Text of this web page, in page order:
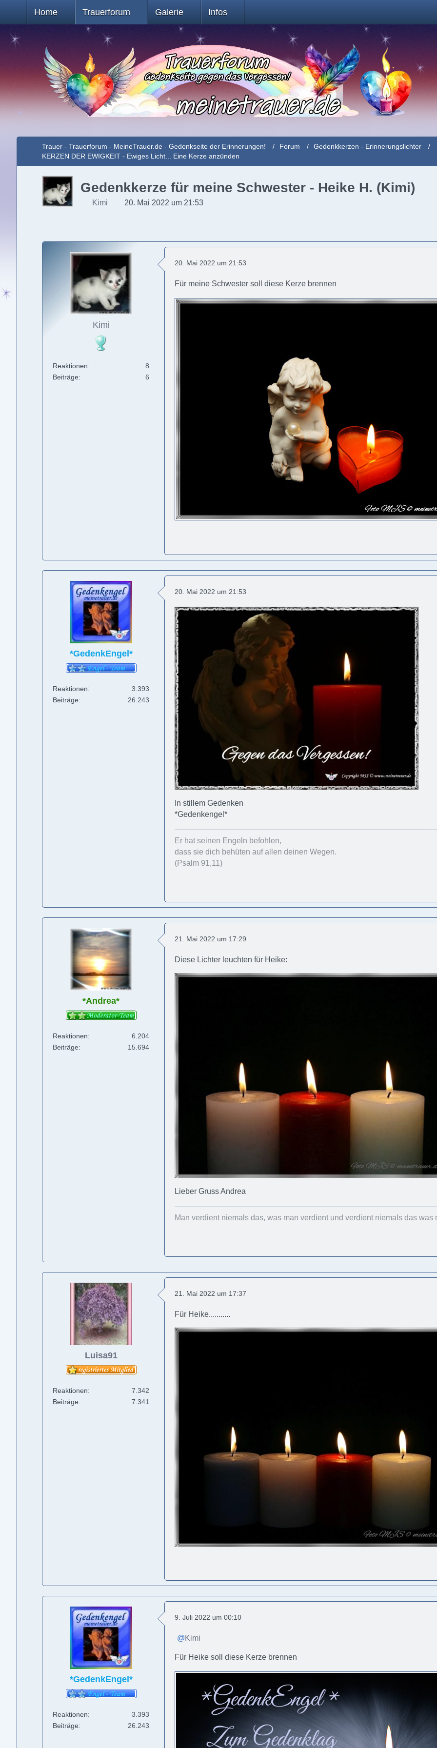
Home Trauerforum Galerie Infos
Trauer - Trauerforum - MeineTrauer.de - Gedenkseite der Erinnerungen! Forum
Gedenkkerzen - Erinnerungslichter
KERZEN DER EWIGKEIT - Ewiges Licht... Eine Kerze anzünden
Gedenkkerze für meine Schwester - Heike H. (Kimi)
Kimi 20. Mai 2022 um 21:53
Kimi
Reaktionen
8
Beiträge
6
20. Mai 2022 um 21:53
Für meine Schwester soll diese Kerze brennen
*GedenkEngel*
Reaktionen
3.393
Beiträge
26.243
20. Mai 2022 um 21:53
In stillem Gedenken
*Gedenkengel*
Er hat seinen Engeln befohlen,
dass sie dich behüten auf allen deinen Wegen.
(Psalm 91,11)
*Andrea*
Reaktionen
6.204
Beiträge
15.694
21. Mai 2022 um 17:29
Diese Lichter leuchten für Heike:
Lieber Gruss Andrea
Man verdient niemals das, was man verdient und verdient niemals das was
Luisa91
Reaktionen
7.342
Beiträge
7.341
21. Mai 2022 um 17:37
Für Heike...........
*GedenkEngel*
Reaktionen
3.393
Beiträge
26.243
9. Juli 2022 um 00:10
Kimi
Für Heike soll diese Kerze brennen